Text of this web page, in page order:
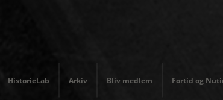
HistorieLab Arkiv Bliv medlem Fortid og